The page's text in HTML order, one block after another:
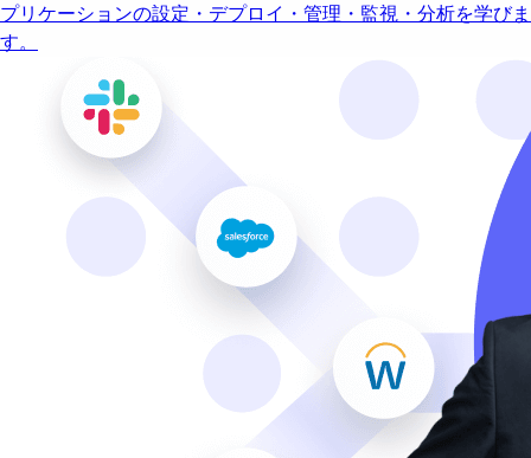
プリケーションの設定・デプロイ・管理・監視・分析を学びま
す。